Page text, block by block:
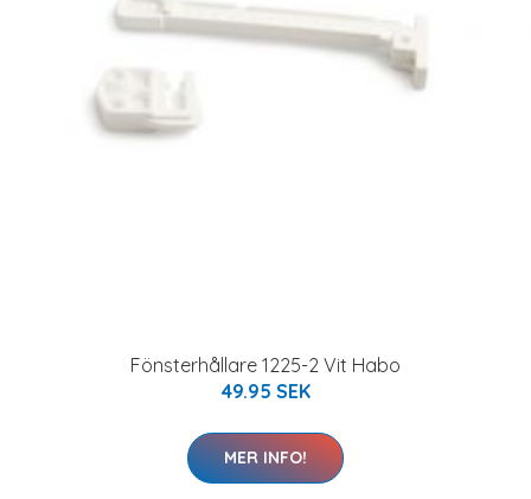
Fönsterhållare 1225-2 Vit Habo
49.95 SEK
MER INFO!